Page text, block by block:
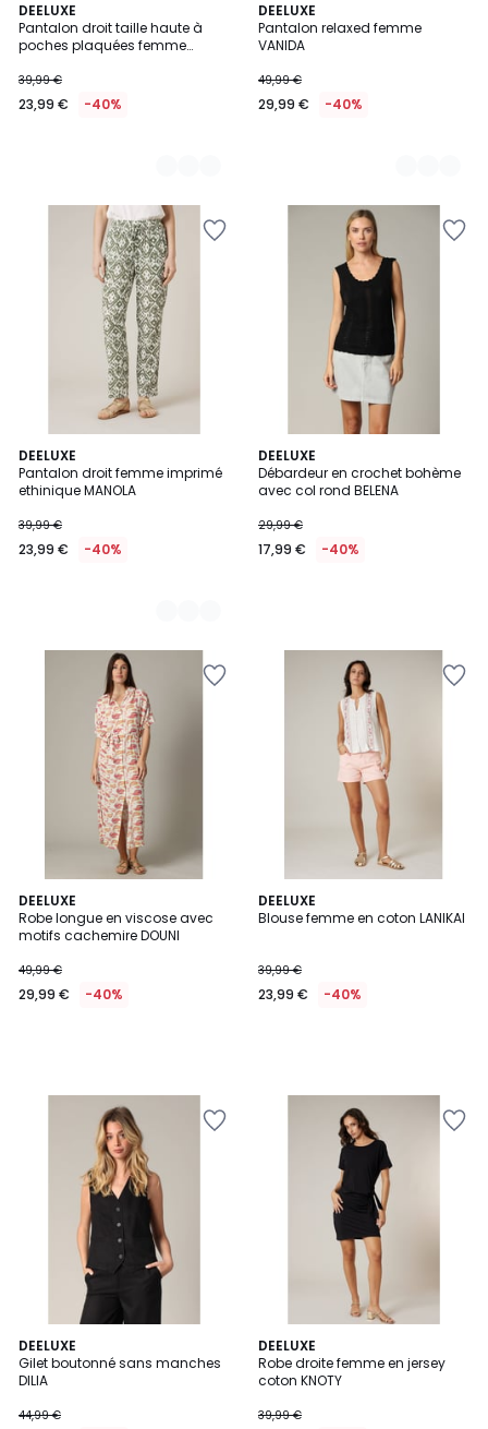
DEELUXE
Pantalon droit taille haute à
poches plaquées femme
39,99 €
23,99 € -40%
2
Couleurs
DEELUXE
Pantalon relaxed femme
VANIDA
49,99 €
29,99 € -40%
3
Couleurs
DEELUXE
Pantalon droit femme imprimé
ethinique MANOLA
39,99 €
23,99 € -40%
2
Couleurs
DEELUXE
Débardeur en crochet bohème
avec col rond BELENA
29,99 €
17,99 € -40%
DEELUXE
Robe longue en viscose avec
motifs cachemire DOUNI
49,99 €
29,99 € -40%
DEELUXE
Blouse femme en coton LANIKAI
39,99 €
23,99 € -40%
DEELUXE
Gilet boutonné sans manches
DILIA
44,99 €
DEELUXE
Robe droite femme en jersey
coton KNOTY
39,99 €
2
Couleurs